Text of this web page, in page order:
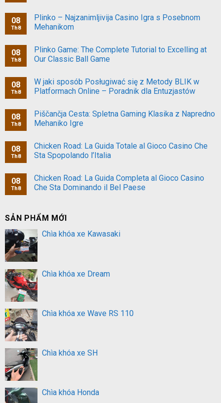
08
Th8
Plinko – Najzanimljivija Casino Igra s Posebnom
Mehanikom
08
Th8
Plinko Game: The Complete Tutorial to Excelling at
Our Classic Ball Game
08
Th8
W jaki sposób Posługiwać się z Metody BLIK w
Platformach Online – Poradnik dla Entuzjastów
08
Th8
Piščančja Cesta: Spletna Gaming Klasika z Napredno
Mehaniko Igre
08
Th8
Chicken Road: La Guida Totale al Gioco Casino Che
Sta Spopolando l’Italia
08
Th8
Chicken Road: La Guida Completa al Gioco Casino
Che Sta Dominando il Bel Paese
SẢN PHẨM MỚI
Chìa khóa xe Kawasaki
Chìa khóa xe Dream
Chìa khóa xe Wave RS 110
Chìa khóa xe SH
Chìa khóa Honda